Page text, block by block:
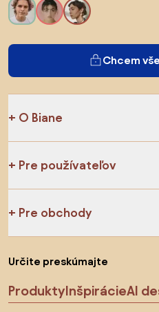
Chcem
O Biane
Pre používateľov
Pre obchody
Určite preskúmajte
ProduktyInšpirácieAI